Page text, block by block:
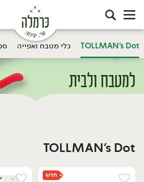
למטבח ולבית
TOLLMAN's Dot כלי מטבח ואפייה
TOLLMAN's Dot